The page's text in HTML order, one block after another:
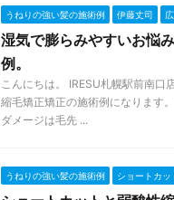
うねりの強い髪の施術例 伊藤丈司
湿気で膨らみやすいお悩
例。
こんにちは。 IRESU札幌駅前南口
縮毛矯正矯正の施術例になります
ダメージは毛先 ...
うねりの強い髪の施術例 ショートカ